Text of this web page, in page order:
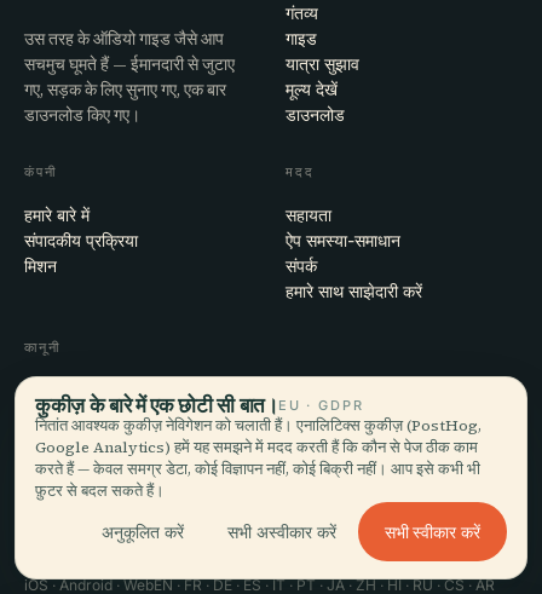
उस तरह के ऑडियो गाइड जैसे आप
सचमुच घूमते हैं — ईमानदारी से जुटाए
गए, सड़क के लिए सुनाए गए, एक बार
डाउनलोड किए गए।
गंतव्य
गाइड
यात्रा सुझाव
मूल्य देखें
डाउनलोड
कंपनी
हमारे बारे में
संपादकीय प्रक्रिया
मिशन
मदद
सहायता
ऐप समस्या-समाधान
संपर्क
हमारे साथ साझेदारी करें
कानूनी
गोपनीयता
शर्तें
कुकी सेटिंग्स
खाता हटाएँ
© 2026 Audiala · मोर्ज, स्विट्ज़रलैंड में बना, सफ़र पर और बादलों में
iOS · Android · WebEN · FR · DE · ES · IT · PT · JA · ZH · HI · RU · CS · AR
कुकीज़ के बारे में एक छोटी सी बात। EU · GDPR
नितांत आवश्यक कुकीज़ नेविगेशन को चलाती हैं। एनालिटिक्स कुकीज़ (PostHog,
Google Analytics) हमें यह समझने में मदद करती हैं कि कौन से पेज ठीक काम
करते हैं — केवल समग्र डेटा, कोई विज्ञापन नहीं, कोई बिक्री नहीं। आप इसे कभी भी
फ़ुटर से बदल सकते हैं।
अनुकूलित करें सभी अस्वीकार करें सभी स्वीकार करें